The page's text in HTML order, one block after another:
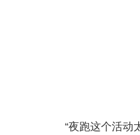
“夜跑这个活动太